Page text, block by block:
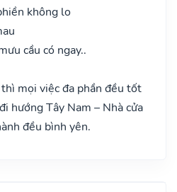
không lo
cầu có ngay..
mọi việc đa phần đều tốt
hướng Tây Nam – Nhà cửa
đều bình yên.